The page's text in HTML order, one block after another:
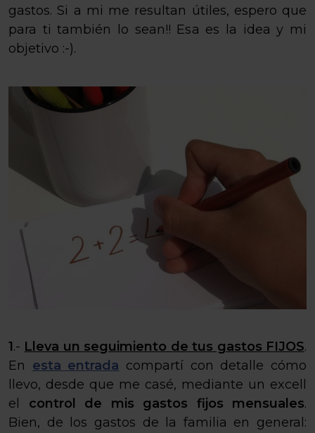
gastos. Si a mi me resultan útiles, espero que
para ti también lo sean!! Esa es la idea y mi
objetivo :-).
1.- Lleva un seguimiento de tus gastos FIJOS.
En esta entrada compartí con detalle cómo
llevo, desde que me casé, mediante un excell
el
control de mis gastos fijos mensuales.
Bien, de los gastos de la familia en general: